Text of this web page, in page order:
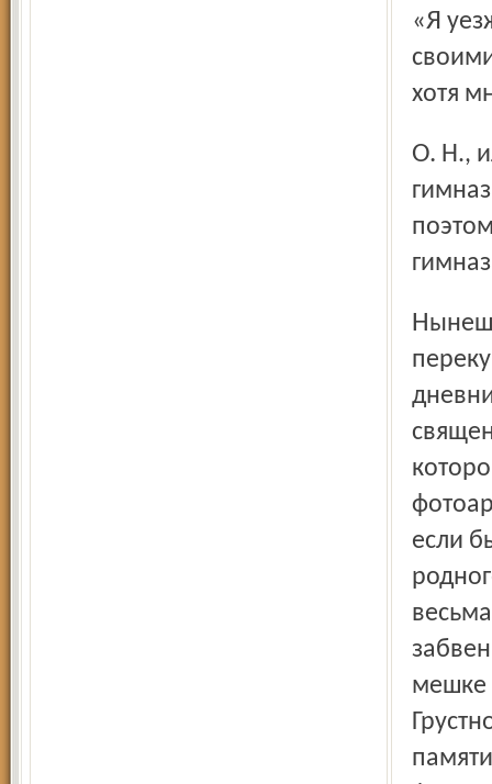
«Я уезжаю в Самару. Может быть, я больше никогда со
хотя
О. Н., или от классной дамы, или от учительниц... В
Нынешний хозяин альбома приобретал его у
если
мешке